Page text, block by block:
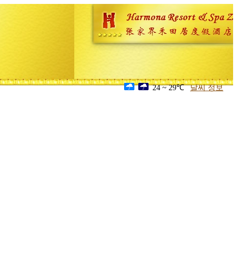
24 ~ 29℃ 날씨 정보